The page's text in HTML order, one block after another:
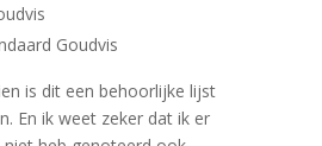
Goudvis
is dit een behoorlijke lijst
En ik weet zeker dat ik er